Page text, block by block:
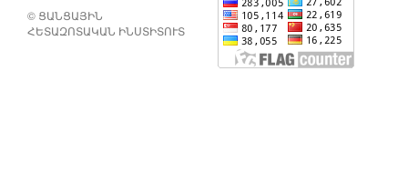
© ՑԱՆՑԱՅԻՆ
ՀԵՏԱԶՈՏԱԿԱՆ ԻՆՍՏԻՏՈՒՏ